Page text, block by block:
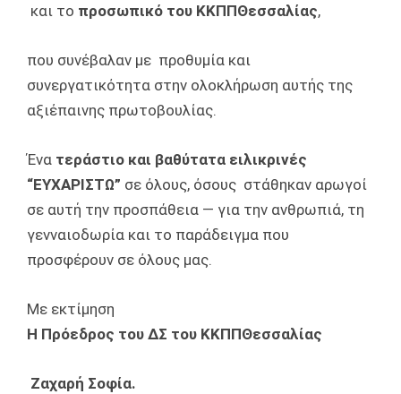
και το προσωπικό του ΚΚΠΠΘεσσαλίας,
που συνέβαλαν με προθυμία και
συνεργατικότητα στην ολοκλήρωση αυτής της
αξιέπαινης πρωτοβουλίας.
Ένα τεράστιο και βαθύτατα ειλικρινές
“ΕΥΧΑΡΙΣΤΩ” σε όλους, όσους στάθηκαν αρωγοί
σε αυτή την προσπάθεια — για την ανθρωπιά, τη
γενναιοδωρία και το παράδειγμα που
προσφέρουν σε όλους μας.
Με εκτίμηση
Η Πρόεδρος του ΔΣ του ΚΚΠΠΘεσσαλίας
Ζαχαρή Σοφία.